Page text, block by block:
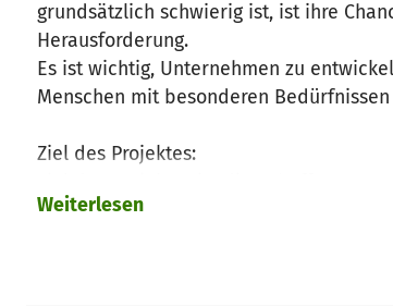
grundsätzlich schwierig ist, ist ihre
Herausforderung.
Es ist wichtig, Unternehmen zu
Menschen mit besonderen
Ziel des Projektes:
Unterstützung und dem Erwerb von
„Lecker“) der Kolpingsfamilie in der
Weiterlesen